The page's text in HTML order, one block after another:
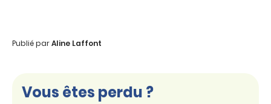
Publié parAline Laffont
Vous êtes perdu ?